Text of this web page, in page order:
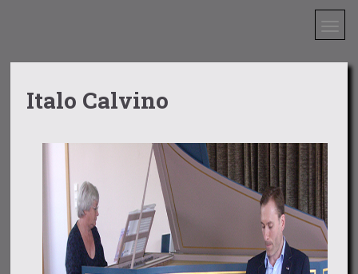
Italo Calvino